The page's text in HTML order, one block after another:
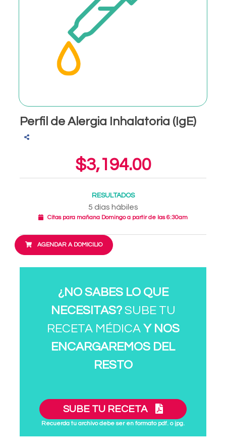
Perfil de Alergia Inhalatoria (IgE)
$3,194.00
RESULTADOS
5 días hábiles
Citas para mañana Domingo a partir de las 6:30am
AGENDAR A DOMICILIO
¿NO SABES LO QUE
NECESITAS?SUBE TU
RECETA MÉDICA Y NOS
ENCARGAREMOS DEL
RESTO
SUBE TU RECETA
Recuerda tu archivo debe ser en formato pdf. o jpg.